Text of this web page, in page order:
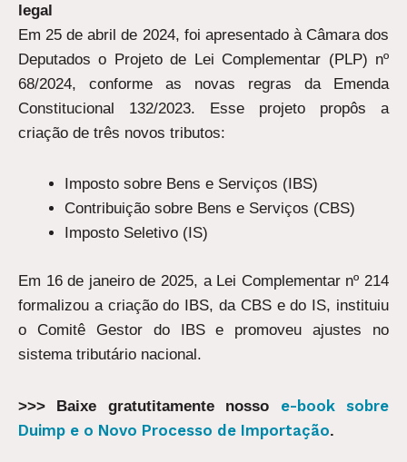
legal
Em 25 de abril de 2024, foi apresentado à Câmara dos
Deputados o Projeto de Lei Complementar (PLP) nº
68/2024, conforme as novas regras da Emenda
Constitucional 132/2023. Esse projeto propôs a
criação de três novos tributos:
Imposto sobre Bens e Serviços (IBS)
Contribuição sobre Bens e Serviços (CBS)
Imposto Seletivo (IS)
Em 16 de janeiro de 2025, a Lei Complementar nº 214
formalizou a criação do IBS, da CBS e do IS, instituiu
o Comitê Gestor do IBS e promoveu ajustes no
sistema tributário nacional.
>>> Baixe gratutitamente nosso e-book sobre
Duimp e o Novo Processo de Importação.